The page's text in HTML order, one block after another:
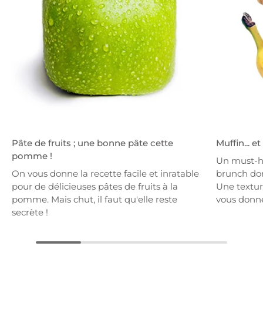
Pâte de fruits ; une bonne pâte cette
pomme !
On vous donne la recette facile et inratable
pour de délicieuses pâtes de fruits à la
pomme. Mais chut, il faut qu'elle reste
secrète !
Muffin...
Un must-
brunch
Une
vous